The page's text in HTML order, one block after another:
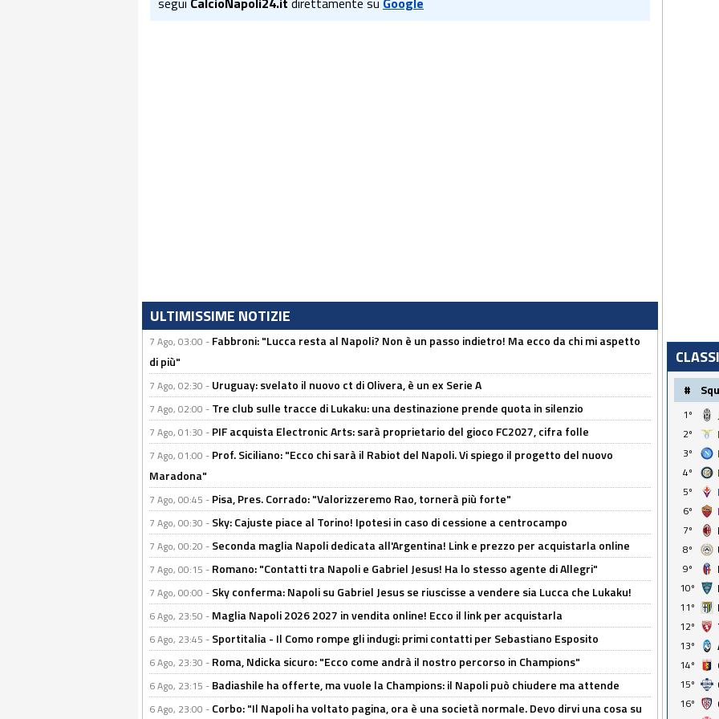
ULTIMISSIME NOTIZIE
7 Ago, 03:00 - Fabbroni: "Lucca resta al Napoli? Non è un passo indietro! Ma ecco da chi mi aspetto
di più"
7 Ago, 02:30 - Uruguay: svelato il nuovo ct di Olivera, è un ex Serie A
7 Ago, 02:00 - Tre club sulle tracce di Lukaku: una destinazione prende quota in silenzio
7 Ago, 01:30 - PIF acquista Electronic Arts: sarà proprietario del gioco FC2027, cifra folle
7 Ago, 01:00 - Prof. Siciliano: "Ecco chi sarà il Rabiot del Napoli. Vi spiego il progetto del nuovo
Maradona"
7 Ago, 00:45 - Pisa, Pres. Corrado: "Valorizzeremo Rao, tornerà più forte"
7 Ago, 00:30 - Sky: Cajuste piace al Torino! Ipotesi in caso di cessione a centrocampo
7 Ago, 00:20 - Seconda maglia Napoli dedicata all'Argentina! Link e prezzo per acquistarla online
7 Ago, 00:15 - Romano: "Contatti tra Napoli e Gabriel Jesus! Ha lo stesso agente di Allegri"
7 Ago, 00:00 - Sky conferma: Napoli su Gabriel Jesus se riuscisse a vendere sia Lucca che Lukaku!
6 Ago, 23:50 - Maglia Napoli 2026 2027 in vendita online! Ecco il link per acquistarla
6 Ago, 23:45 - Sportitalia - Il Como rompe gli indugi: primi contatti per Sebastiano Esposito
6 Ago, 23:30 - Roma, Ndicka sicuro: "Ecco come andrà il nostro percorso in Champions"
6 Ago, 23:15 - Badiashile ha offerte, ma vuole la Champions: il Napoli può chiudere ma attende
6 Ago, 23:00 - Corbo: "Il Napoli ha voltato pagina, ora è una società normale. Devo dirvi una cosa su
#
1º
2º
3º
4º
5º
6º
7º
8º
9º
10º
11º
12º
13º
14º
15º
16º